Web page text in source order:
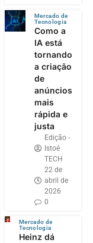
Mercado de
Tecnologia
Como a
IA está
tornando
a criação
de
anúncios
mais
rápida e
justa
Edição -
Istoé
TECH
22 de
abril de
2026
0
Mercado de
Tecnologia
Heinz dá